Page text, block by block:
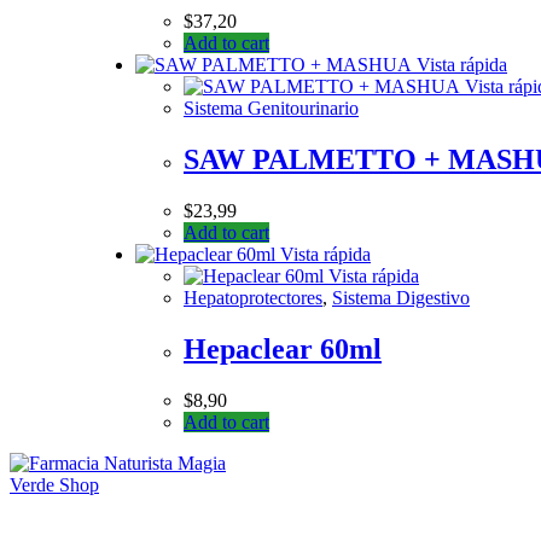
$37,20
Add to cart
Vista rápida
Vista
Sistema Genitourinario
SAW PALMETTO +
$23,99
Add to cart
Vista rápida
Vista rápida
Hepatoprotectores, Sistema Digestivo
Hepaclear 60ml
$8,90
Add to cart